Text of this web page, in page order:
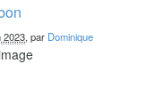
2023, par Dominique